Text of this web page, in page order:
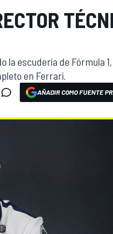
la escudería de Fórmula
en Ferrari.
AÑADIR COMO FUENTE